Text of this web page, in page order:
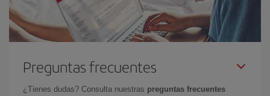
Preguntas frecuentes
¿Tienes dudas? Consulta nuestras preguntas frecuentes